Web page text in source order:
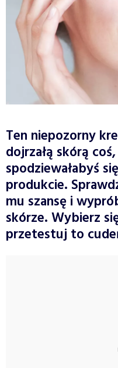
Ten niepozorny
dojrzałą skórą
spodziewałabyś
produkcie.
mu szansę i
skórze. Wybierz
przetestuj to